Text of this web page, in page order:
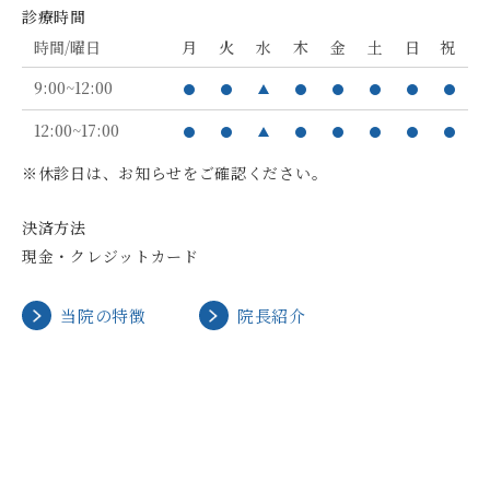
診療時間
時間/曜日
月 火 水 木 金 土 日
祝
9:00~12:00
12:00~17:00
※休診日は、お知らせをご確認ください。
決済方法
現金・クレジットカード
当院の特徴 院長紹介